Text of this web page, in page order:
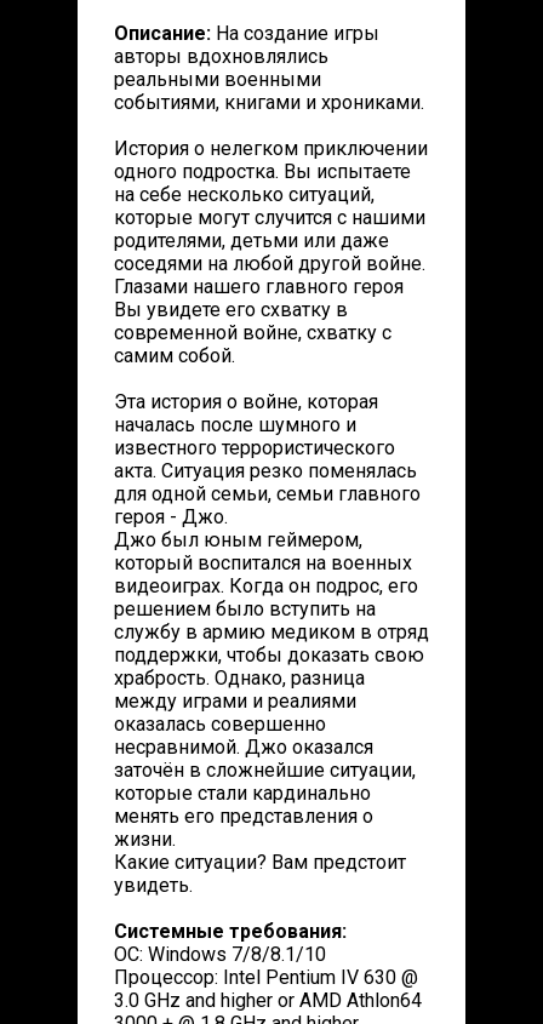
Описание: На создание игры
авторы вдохновлялись
реальными военными
событиями, книгами и хрониками.
История о нелегком приключении
одного подростка. Вы испытаете
на себе несколько ситуаций,
которые могут случится с нашими
родителями, детьми или даже
соседями на любой другой войне.
Глазами нашего главного героя
Вы увидете его схватку в
современной войне, схватку с
самим собой.
Эта история о войне, которая
началась после шумного и
известного террористического
акта. Ситуация резко поменялась
для одной семьи, семьи главного
героя - Джо.
Джо был юным геймером,
который воспитался на военных
видеоиграх. Когда он подрос, его
решением было вступить на
службу в армию медиком в отряд
поддержки, чтобы доказать свою
храбрость. Однако, разница
между играми и реалиями
оказалась совершенно
несравнимой. Джо оказался
заточён в сложнейшие ситуации,
которые стали кардинально
менять его представления о
жизни.
Какие ситуации? Вам предстоит
увидеть.
Системные требования:
ОС: Windows 7/8/8.1/10
Процессор: Intel Pentium IV 630 @
3.0 GHz and higher or AMD Athlon64